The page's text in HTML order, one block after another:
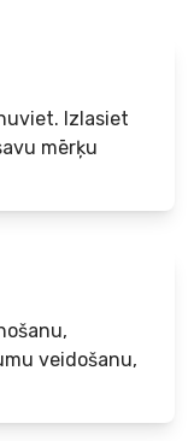
Izlasiet
mērķu
veidošanu,